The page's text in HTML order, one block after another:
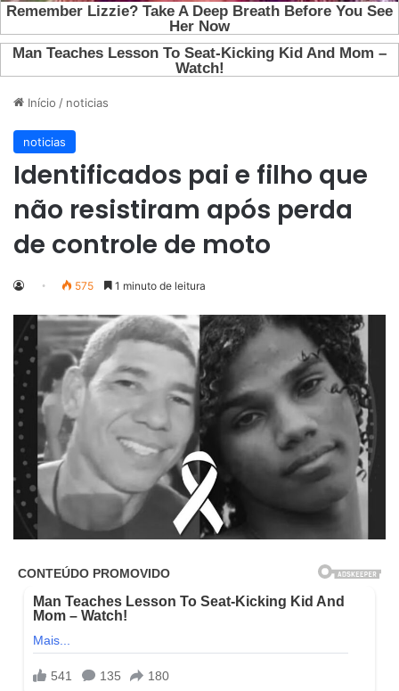
Início / noticias
noticias
Identificados pai e filho que
não resistiram após perda
de controle de moto
575 1 minuto de leitura